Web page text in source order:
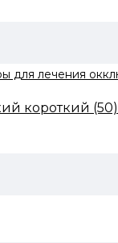
для лечения
короткий (50)